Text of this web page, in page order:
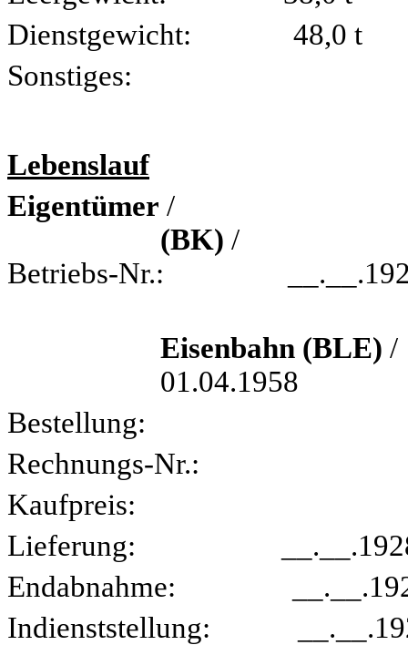
Dienstgewicht: 48,0 t
Sonstiges:
Lebenslauf
Eigentümer
(BK) /
Betriebs-Nr.:
Eisenbahn (BLE) /
Bestellung:
Rechnungs-Nr.:
Kaufpreis:
Lieferung:
Endabnahme:
Indienststellung: